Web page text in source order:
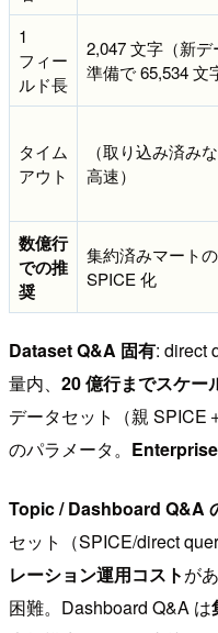
1
フィー
ルド長
2,047 文字（新デ
準備で 65,534 文
タイム
アウト
（取り込み済み
高速）
数億行
での推
奨
集約済みマート
SPICE 化
Dataset Q&A 固有: direct
量内、 20 億行までスケー
データセット（親 SPICE
のパラメータ。
Topic / Dashboard Q&A
セット（SPICE/direct
レーション運用コストが
困難。Dashboard Q&A は